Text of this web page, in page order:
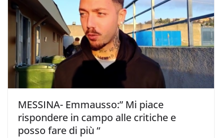
MESSINA- Emmausso:” Mi piace
rispondere in campo alle critiche e
posso fare di più “